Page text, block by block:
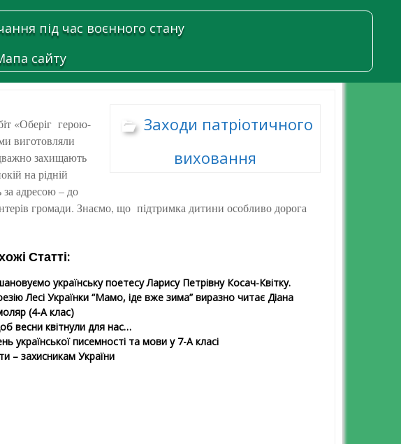
під час воєнного стану
сайту
Заходи патріотичного
виховання
«Оберіг герою-
виготовляли
захищають
на рідній
за адресою – до
громади. Знаємо, що підтримка дитини особливо дорога
Статті:
українську поетесу Ларису Петрівну Косач-Квітку.
Лесі Українки “Мамо, іде вже зима” виразно читає Діана
(4-А клас)
весни квітнули для нас…
української писемності та мови у 7-А класі
– захисникам України